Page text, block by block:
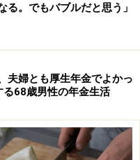
ンドまたは東京ディズ
る。でもバブルだと思う」
夫婦とも厚生年金でよかっ
68歳男性の年金生活